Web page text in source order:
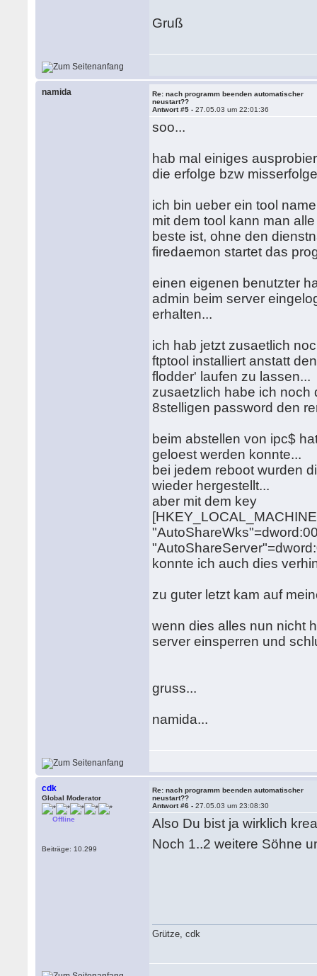
Gruß
namida
Re: nach programm beenden automatischer
neustart??
Antwort #5 -27.05.03 um 22:01:36
soo...
hab mal einiges
die erfolge bzw
ich bin ueber ein tool
mit dem tool kann man
beste ist, ohne den
firedaemon startet das
einen eigenen benutzter
admin beim server
erhalten...
ich hab jetzt zusaetlich
ftptool installiert anstatt
flodder' laufen zu lassen...
zusaetzlich habe ich noch
8stelligen password den
beim abstellen von ipc$
geloest werden konnte...
bei jedem reboot wurden
wieder hergestellt...
aber mit dem key
konnte ich auch dies
zu guter letzt kam auf
wenn dies alles nun nicht
server einsperren und
gruss...
namida...
cdk
Global Moderator
Offline
Beiträge: 10.299
Re: nach programm beenden automatischer
neustart??
Antwort #6 -27.05.03 um 23:08:30
Also Du bist ja wirklich
Noch 1..2 weitere Söhne
Grütze, cdk